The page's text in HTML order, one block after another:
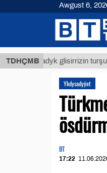
TDHÇMBglisirrizin turşusy (t.)
Ykdysadyýet
BT
17:22
Awgust 6,